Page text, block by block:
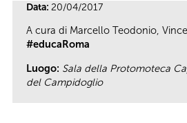
Data: 20/04/2017
A cura di Marcello Teodonio,
#educaRoma
Luogo: Sala della Protomoteca
del Campidoglio